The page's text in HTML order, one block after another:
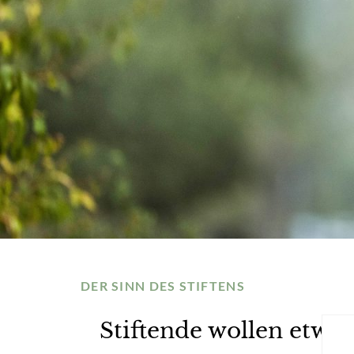
DER SINN DES STIFTENS
Stiftende wollen